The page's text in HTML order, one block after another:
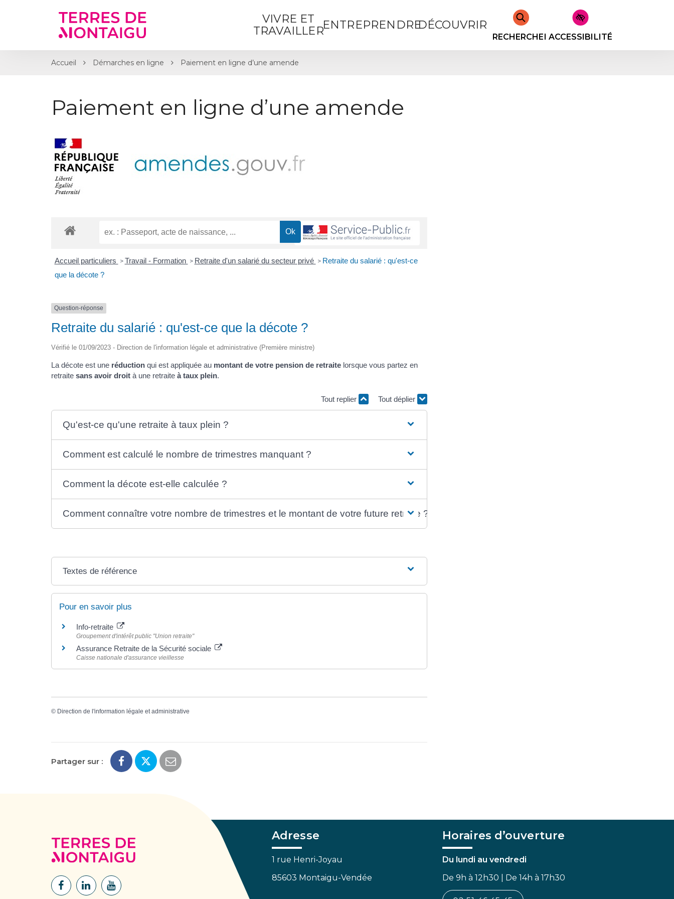
VIVRE ET
TRAVAILLERENTREPRENDREDÉCOUVRIR
RECHERCHERACCESSIBILITÉ
Accueil Démarches en ligne Paiement en ligne d’une amende
Paiement en ligne d’une amende
Accueil particuliers > Travail - Formation > Retraite d'un salarié du secteur privé > Retraite du salarié : qu'est-ce
que la décote ?
Question-réponse
Retraite du salarié : qu'est-ce que la décote ?
Vérifié le 01/09/2023 - Direction de l'information légale et administrative (Première ministre)
La décote est une réduction qui est appliquée au montant de votre pension de retraite lorsque vous partez en
retraite sans avoir droit à une retraite à taux plein.
Tout replier Tout déplier
Qu'est-ce qu'une retraite à taux plein ?
Comment est calculé le nombre de trimestres manquant ?
Comment la décote est-elle calculée ?
Comment connaître votre nombre de trimestres et le montant de votre future retraite ?
Textes de référence
Pour en savoir plus
Info-retraite
Groupement d'intérêt public "Union retraite"
Assurance Retraite de la Sécurité sociale
Caisse nationale d'assurance vieillesse
© Direction de l'information légale et administrative
Partager sur :
Lien
Lien
Lien
Adresse
1 rue Henri-Joyau
85603 Montaigu-Vendée
Horaires d’ouverture
Du lundi au vendredi
De 9h à 12h30 | De 14h à 17h30